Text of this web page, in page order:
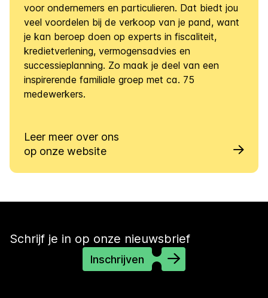
voor ondernemers en particulieren. Dat biedt jou
veel voordelen bij de verkoop van je pand, want
je kan beroep doen op experts in fiscaliteit,
kredietverlening, vermogensadvies en
successieplanning. Zo maak je deel van een
inspirerende familiale groep met ca. 75
medewerkers.
Leer meer over ons
op onze website
Schrijf je in op onze nieuwsbrief
Inschrijven